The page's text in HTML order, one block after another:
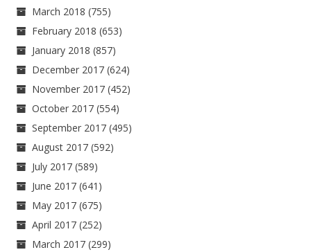
March 2018 (755)
February 2018 (653)
January 2018 (857)
December 2017 (624)
November 2017 (452)
October 2017 (554)
September 2017 (495)
August 2017 (592)
July 2017 (589)
June 2017 (641)
May 2017 (675)
April 2017 (252)
March 2017 (299)